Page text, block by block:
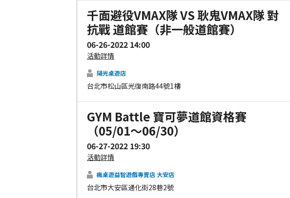
千面避役VMAX隊 VS 耿鬼VMAX隊 對
抗戰 道館賽（非一般道館賽）
06-26-2022 14:00
活動詳情
陽光桌遊店
台北市松山區光復南路44號1樓
GYM Battle 寶可夢道館資格賽
（05/01～06/30）
06-27-2022 19:30
活動詳情
瘋桌遊益智遊戲專賣店 大安店
台北市大安區通化街28巷2號